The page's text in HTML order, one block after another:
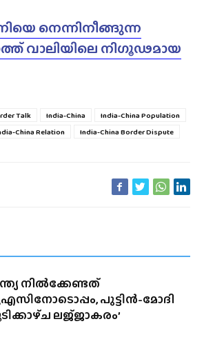
നെന്നിനീങ്ങുന്ന
വാലിയിലെ നിഗൂഢമായ
Talk India-China
India-China Population
China Relation India-China Border Dispute
നിൽക്കേണ്ടത്
പുട്ടിൻ-മോദി
ലജ്‌ജാകരം’